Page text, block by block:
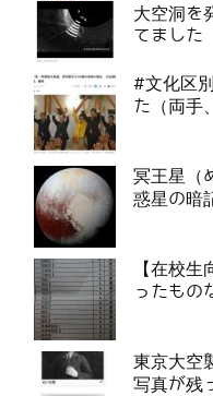
大空洞を
てました
#文化区
た（両手
冥王星（
惑星の暗
【在校
ったもの
東京大空
写真が残